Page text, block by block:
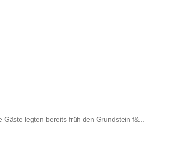
legten bereits früh den Grundstein f&...